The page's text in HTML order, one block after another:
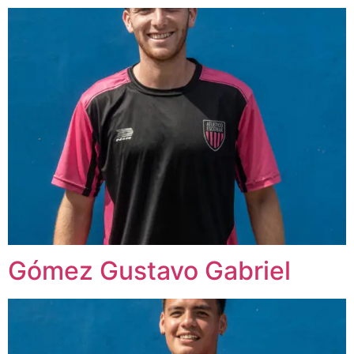
Gómez Gustavo Gabriel